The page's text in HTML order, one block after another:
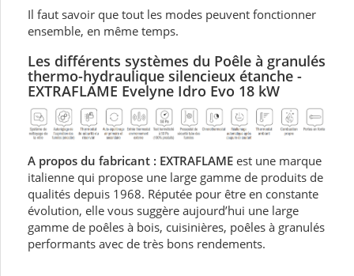
Il faut savoir que tout les modes peuvent fonctionner
ensemble, en même temps.
Les différents systèmes du Poêle à granulés
thermo-hydraulique silencieux étanche -
EXTRAFLAME Evelyne Idro Evo 18 kW
A propos du fabricant : EXTRAFLAME est une marque
italienne qui propose une large gamme de produits de
qualités depuis 1968. Réputée pour être en constante
évolution, elle vous suggère aujourd’hui une large
gamme de poêles à bois, cuisinières, poêles à granulés
performants avec de très bons rendements.